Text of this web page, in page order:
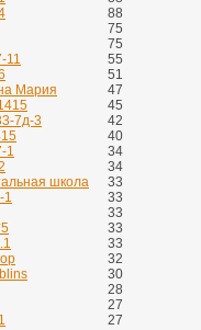
88
75
75
11
55
51
Мария
47
45
7д-3
42
40
1
34
34
школа
33
1
33
33
33
33
32
30
28
27
27